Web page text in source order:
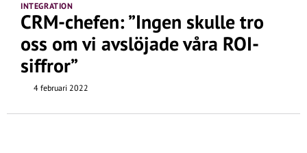
INTEGRATION
CRM-chefen: ”Ingen skulle tro
oss om vi avslöjade våra ROI-
siffror”
4 februari 2022